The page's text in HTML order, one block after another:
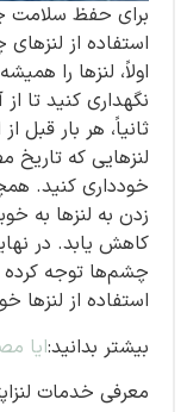
برای حفظ سلامت
استفاده از
اولاً، لنزها را
نگهداری کنید تا
ثانیاً، هر بار قبل
لنزهایی که
خودداری کنید.
زدن به لنزها به
کاهش یابد. در
چشم‌ها توجه کرده
استفاده از لنزها
بیشتر بدانید:ایا
معرفی خدمات